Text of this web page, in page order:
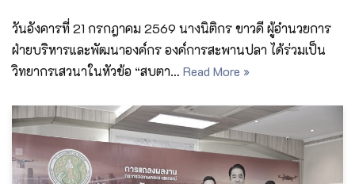
วันอังคารที่ 21 กรกฎาคม 2569 นางนิติกร ขาวดี ผู้อำนวยการ
ฝ่ายบริหารและพัฒนาองค์กร องค์การสะพานปลา ได้ร่วมเป็น
วิทยากรเสวนาในหัวข้อ “สบตา… Read More »